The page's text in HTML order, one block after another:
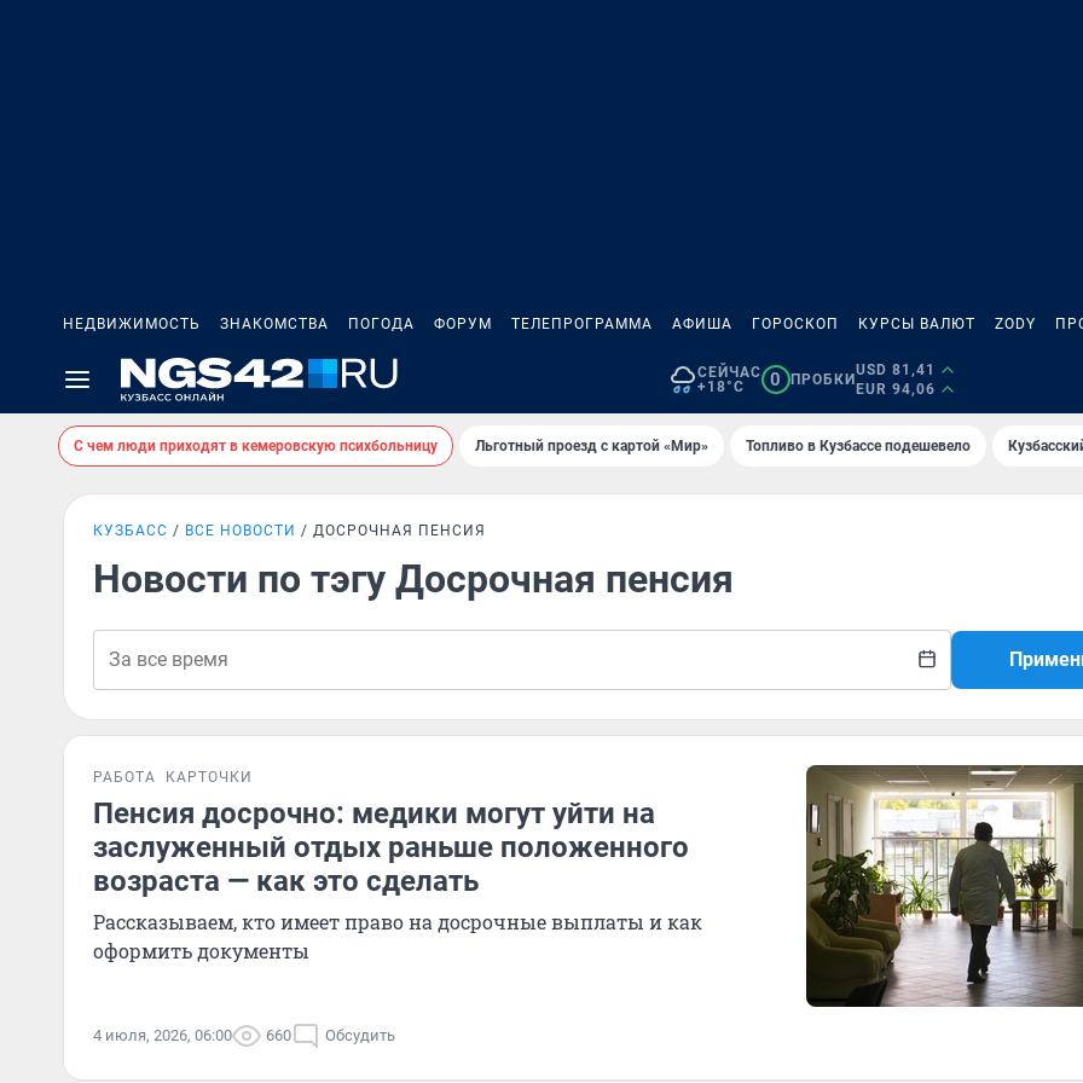
НЕДВИЖИМОСТЬ ЗНАКОМСТВА ПОГОДА ФОРУМ ТЕЛЕПРОГРАММА АФИША ГОРОСКОП КУРСЫ ВАЛЮТ ZODY
СЕЙЧАС
+18°C
0 ПРОБКИ
USD 81,41
EUR 94,06
С чем люди приходят в кемеровскую психбольницу Льготный проезд с картой «Мир» Топливо в Кузбассе подешевело
КУЗБАСС ВСЕ НОВОСТИ ДОСРОЧНАЯ ПЕНСИЯ
Новости по тэгу Досрочная пенсия
РАБОТА КАРТОЧКИ
Пенсия досрочно: медики могут уйти на
заслуженный отдых раньше положенного
возраста — как это сделать
Рассказываем, кто имеет право на досрочные выплаты и как
оформить документы
4 июля, 2026, 06:00 660 Обсудить